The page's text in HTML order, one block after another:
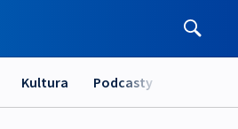
Kultura Podcasty